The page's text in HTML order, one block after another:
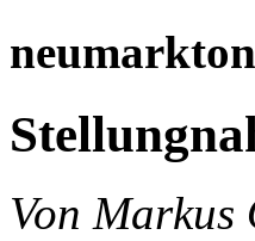
Von Markus